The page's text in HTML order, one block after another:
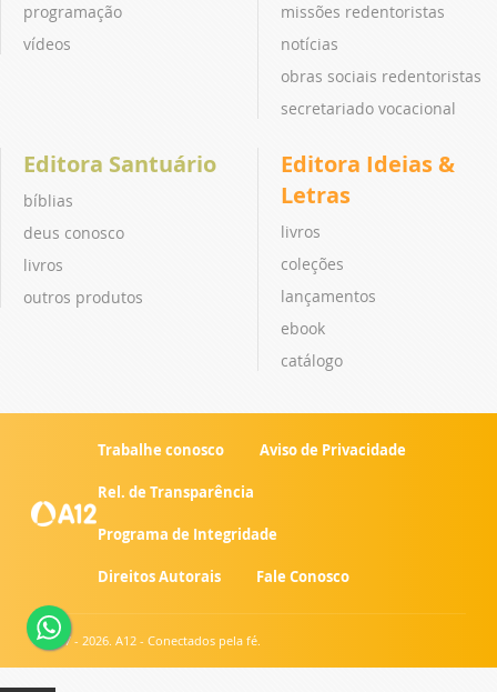
programação
vídeos
missões redentoristas
notícias
obras sociais redentoristas
secretariado vocacional
Editora Santuário
bíblias
deus conosco
livros
outros produtos
Editora Ideias &
Letras
livros
coleções
lançamentos
ebook
catálogo
Trabalhe conosco Aviso de Privacidade
Rel. de Transparência
Programa de Integridade
Direitos Autorais Fale Conosco
© 2007 - 2026. A12 - Conectados pela fé.